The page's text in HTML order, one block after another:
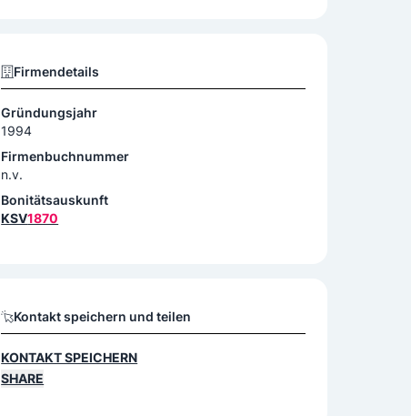
Firmendetails
Gründungsjahr
1994
Firmenbuchnummer
n.v.
Bonitätsauskunft
KSV1870
Kontakt speichern und teilen
KONTAKT SPEICHERN
SHARE